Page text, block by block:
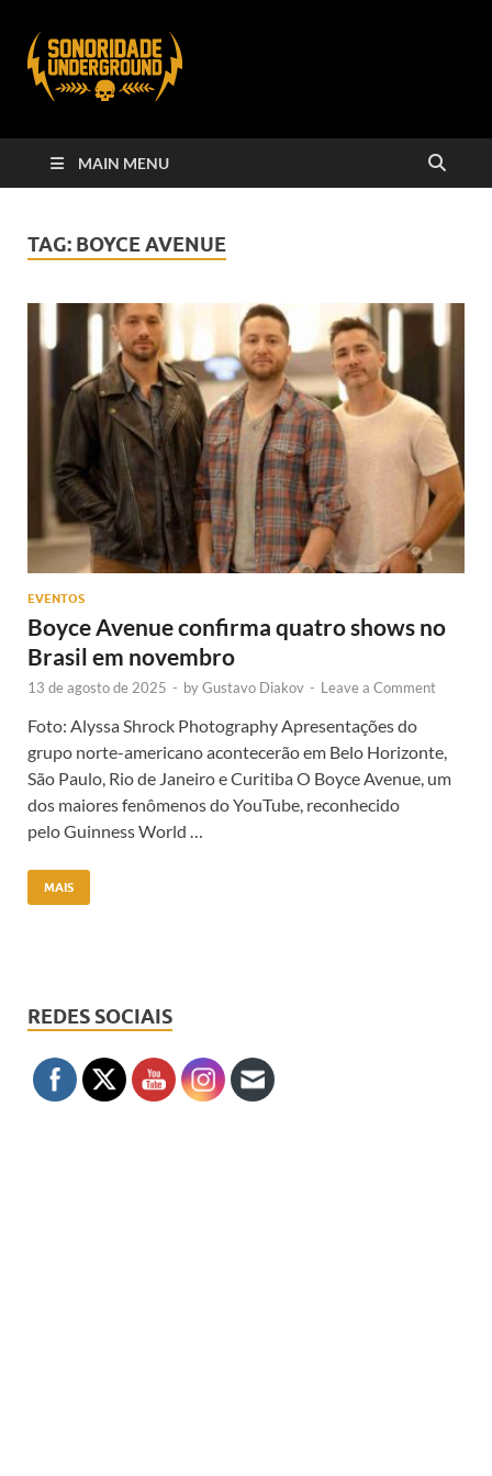
MAIN MENU
TAG: BOYCE AVENUE
EVENTOS
Boyce Avenue confirma quatro shows no
Brasil em novembro
13 de agosto de 2025 - byGustavo Diakov - Leave a Comment
Foto: Alyssa Shrock Photography Apresentações do
grupo norte-americano acontecerão em Belo Horizonte,
São Paulo, Rio de Janeiro e Curitiba O Boyce Avenue, um
dos maiores fenômenos do YouTube, reconhecido
pelo Guinness World …
MAIS
REDES SOCIAIS